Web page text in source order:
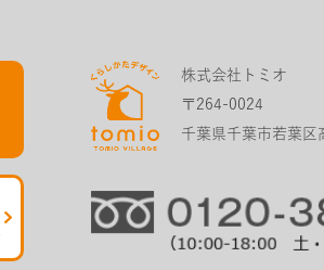
株式会社トミオ
〒264-0024
千葉県千葉市若葉区